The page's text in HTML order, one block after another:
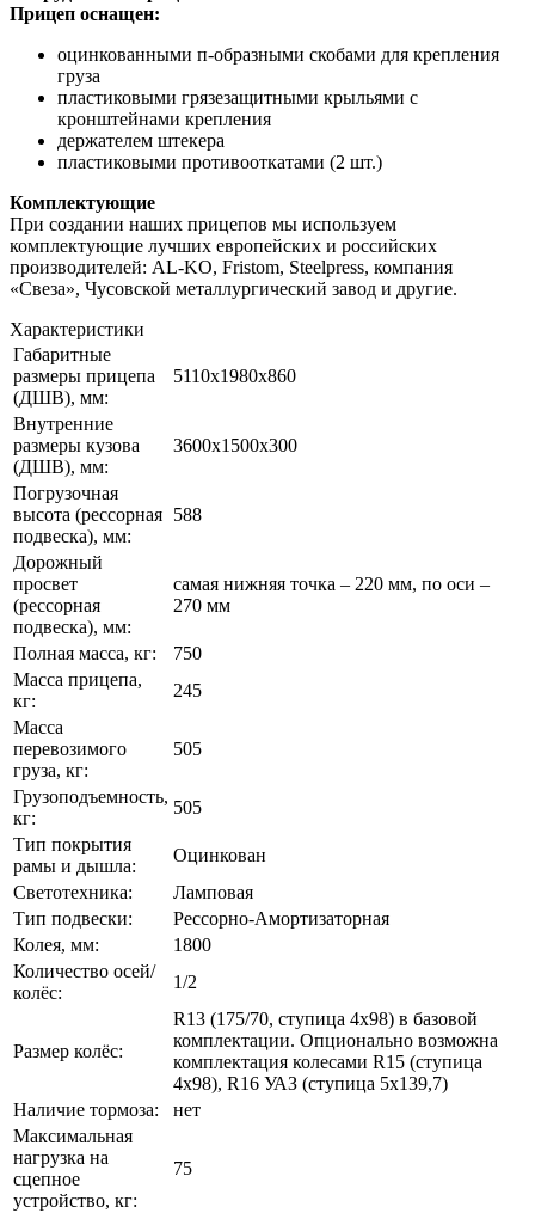
Прицеп оснащен:
оцинкованными п-образными скобами для крепления
груза
пластиковыми грязезащитными крыльями с
кронштейнами крепления
держателем штекера
пластиковыми противооткатами (2 шт.)
Комплектующие
При создании наших прицепов мы используем
комплектующие лучших европейских и российских
производителей: AL-KO, Fristom, Steelpress, компания
«Свеза», Чусовской металлургический завод и другие.
Характе­ристики
Габаритные
размеры прицепа
(ДШВ), мм:
5110x1980x860
Внутренние
размеры кузова
(ДШВ), мм:
3600x1500x300
Погрузочная
высота (рессорная
подвеска), мм:
588
Дорожный
просвет
(рессорная
подвеска), мм:
самая нижняя точка – 220 мм, по оси –
270 мм
Полная масса, кг:
750
Масса прицепа,
кг:
245
Масса
перевозимого
груза, кг:
505
Грузоподъемность,
кг:
505
Тип покрытия
рамы и дышла:
Оцинкован
Светотехника:
Ламповая
Тип подвески:
Рессорно-Амортизаторная
Колея, мм:
1800
Количество осей/
колёс:
1/2
Размер колёс:
R13 (175/70, ступица 4х98) в базовой
комплектации. Опционально возможна
комплектация колесами R15 (ступица
4x98), R16 УАЗ (ступица 5x139,7)
Наличие тормоза:
нет
Максимальная
нагрузка на
сцепное
устройство, кг:
75